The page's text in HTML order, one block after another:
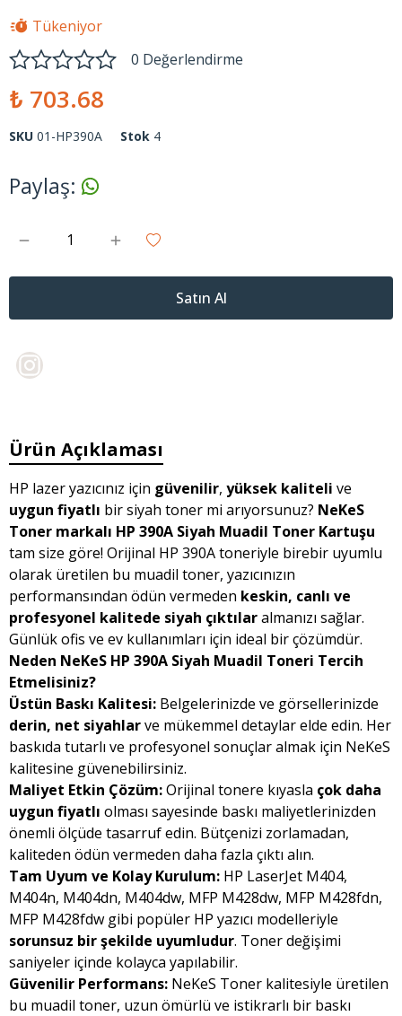
Tükeniyor
0 Değerlendirme
₺ 703.68
SKU 01-HP390A Stok 4
Paylaş:
Satın Al
Ürün Açıklaması
HP lazer yazıcınız için güvenilir, yüksek kaliteli ve
uygun fiyatlı bir siyah toner mi arıyorsunuz? NeKeS
Toner markalı HP 390A Siyah Muadil Toner Kartuşu
tam size göre! Orijinal HP 390A toneriyle birebir uyumlu
olarak üretilen bu muadil toner, yazıcınızın
performansından ödün vermeden keskin, canlı ve
profesyonel kalitede siyah çıktılaralmanızı sağlar.
Günlük ofis ve ev kullanımları için ideal bir çözümdür.
Neden NeKeS HP 390A Siyah Muadil Toneri Tercih
Etmelisiniz?
Üstün Baskı Kalitesi: Belgelerinizde ve görsellerinizde
derin, net siyahlarve mükemmel detaylar elde edin. Her
baskıda tutarlı ve profesyonel sonuçlar almak için NeKeS
kalitesine güvenebilirsiniz.
Maliyet Etkin Çözüm:Orijinal tonere kıyasla çok daha
uygun fiyatlı olması sayesinde baskı maliyetlerinizden
önemli ölçüde tasarruf edin. Bütçenizi zorlamadan,
kaliteden ödün vermeden daha fazla çıktı alın.
Tam Uyum ve Kolay Kurulum: HP LaserJet M404,
M404n, M404dn, M404dw, MFP M428dw, MFP M428fdn,
MFP M428fdw gibi popüler HP yazıcı modelleriyle
sorunsuz bir şekilde uyumludur. Toner değişimi
saniyeler içinde kolayca yapılabilir.
Güvenilir Performans: NeKeS Toner kalitesiyle üretilen
bu muadil toner, uzun ömürlü ve istikrarlı bir baskı